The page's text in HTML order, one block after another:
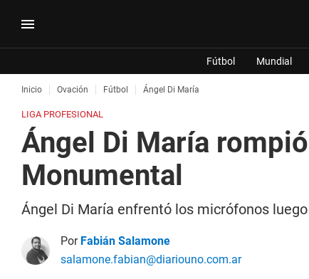
Fútbol Mundial
Inicio Ovación Fútbol Ángel Di María
LIGA PROFESIONAL
Ángel Di María
Monumental
Ángel Di María enfrentó los micrófonos
Por Fabián Salamone
salamone.fabian@diariouno.com.ar